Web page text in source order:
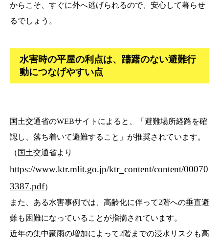
からこそ、すぐに外へ逃げられるので、安心して暮らせ
るでしょう。
水害時の平屋の利点は、躊躇のない避難行
動につなげやすい点
国土交通省のWEBサイトによると、「避難場所経路を確
認し、落ち着いて避難すること」が推奨されています。
（国土交通省より
https://www.ktr.mlit.go.jp/ktr_content/content/00070
3387.pdf）
また、ある水害事例では、高齢化に伴って2階への垂直避
難も困難になっていることが指摘されています。
近年の集中豪雨の増加によって2階までの浸水リスクも高